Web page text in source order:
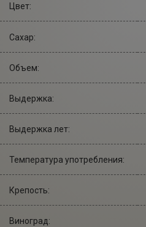
Цвет:
Сахар:
Объем:
Выдержка:
Выдержка лет:
Температура употребления:
Крепость:
Виноград: